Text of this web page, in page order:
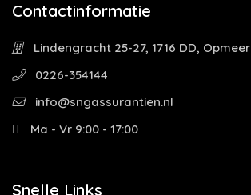
Contactinformatie
Lindengracht 25-27, 1716 DD, Opmeer
0226-354144
info@sngassurantien.nl
Ma - Vr 9:00 - 17:00
Snelle Links